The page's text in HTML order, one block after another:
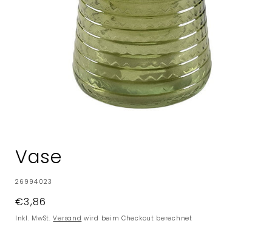
Modal
öffnen
Vase
SKU:
26994023
Normaler
Preis
€3,86
Inkl. MwSt.Versand wird beim Checkout berechnet